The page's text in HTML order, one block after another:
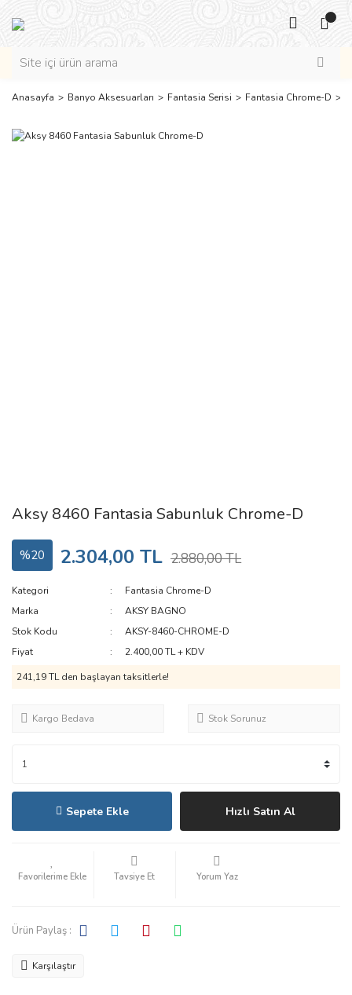
Anasayfa Banyo Aksesuarları Fantasia Serisi Fantasia Chrome-D
Aksy 8460 Fantasia Sabunluk Chrome-D
%20 2.304,00 TL 2.880,00 TL
Kategori
Fantasia Chrome-D
Marka
AKSY BAGNO
Stok Kodu
AKSY-8460-CHROME-D
Fiyat
2.400,00 TL + KDV
241,19 TL den başlayan taksitlerle!
Kargo Bedava Stok Sorunuz
Sepete Ekle Hızlı Satın Al
Tavsiye Et Yorum Yaz
Ürün Paylaş :
Karşılaştır